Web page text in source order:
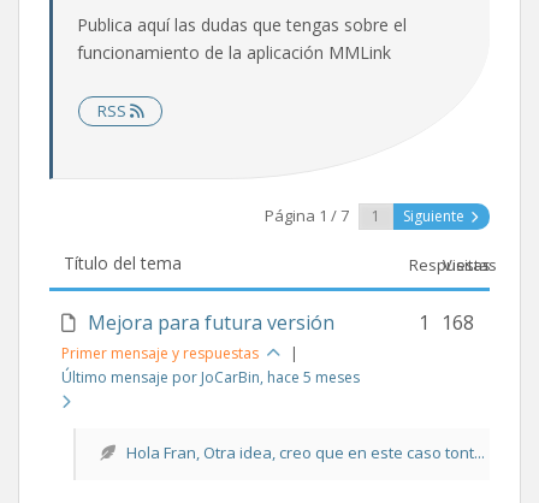
Publica aquí las dudas que tengas sobre el
funcionamiento de la aplicación MMLink
RSS
Página 1 / 7 Siguiente
Título del tema Visitas
Respuestas
Mejora para futura versión
Primer mensaje y respuestas
|
Último mensaje por JoCarBin, hace 5 meses
168
1
Hola Fran, Otra idea, creo que en este caso tont...